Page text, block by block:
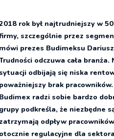
rok był najtrudniejszy w
szczególnie przez
mówi prezes Budimeksu
odczuwa cała
sytuacji odbijają się niska
poważniejszy brak
Budimex radzi sobie bardzo
grupy podkreśla, że niezbędne
zatrzymają odpływ
otocznie regulacyjne dla sektora